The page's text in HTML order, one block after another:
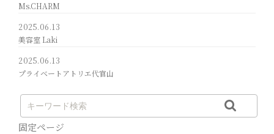
Ms.CHARM
2025.06.13
美容室 Laki
2025.06.13
プライベートアトリエ代官山
固定ページ